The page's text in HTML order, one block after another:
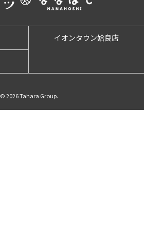
イオンタウン姶良店
© 2026 Tahara Group.